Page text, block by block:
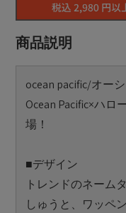
商品説明
ocean pacific/オー
Ocean Pacific×ハ
場！
■デザイン
トレンドのネーム
しゅうと、ワッペ